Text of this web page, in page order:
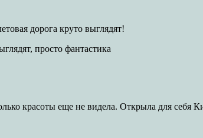
дорога круто выглядят!
просто фантастика
красоты еще не видела. Открыла для себя